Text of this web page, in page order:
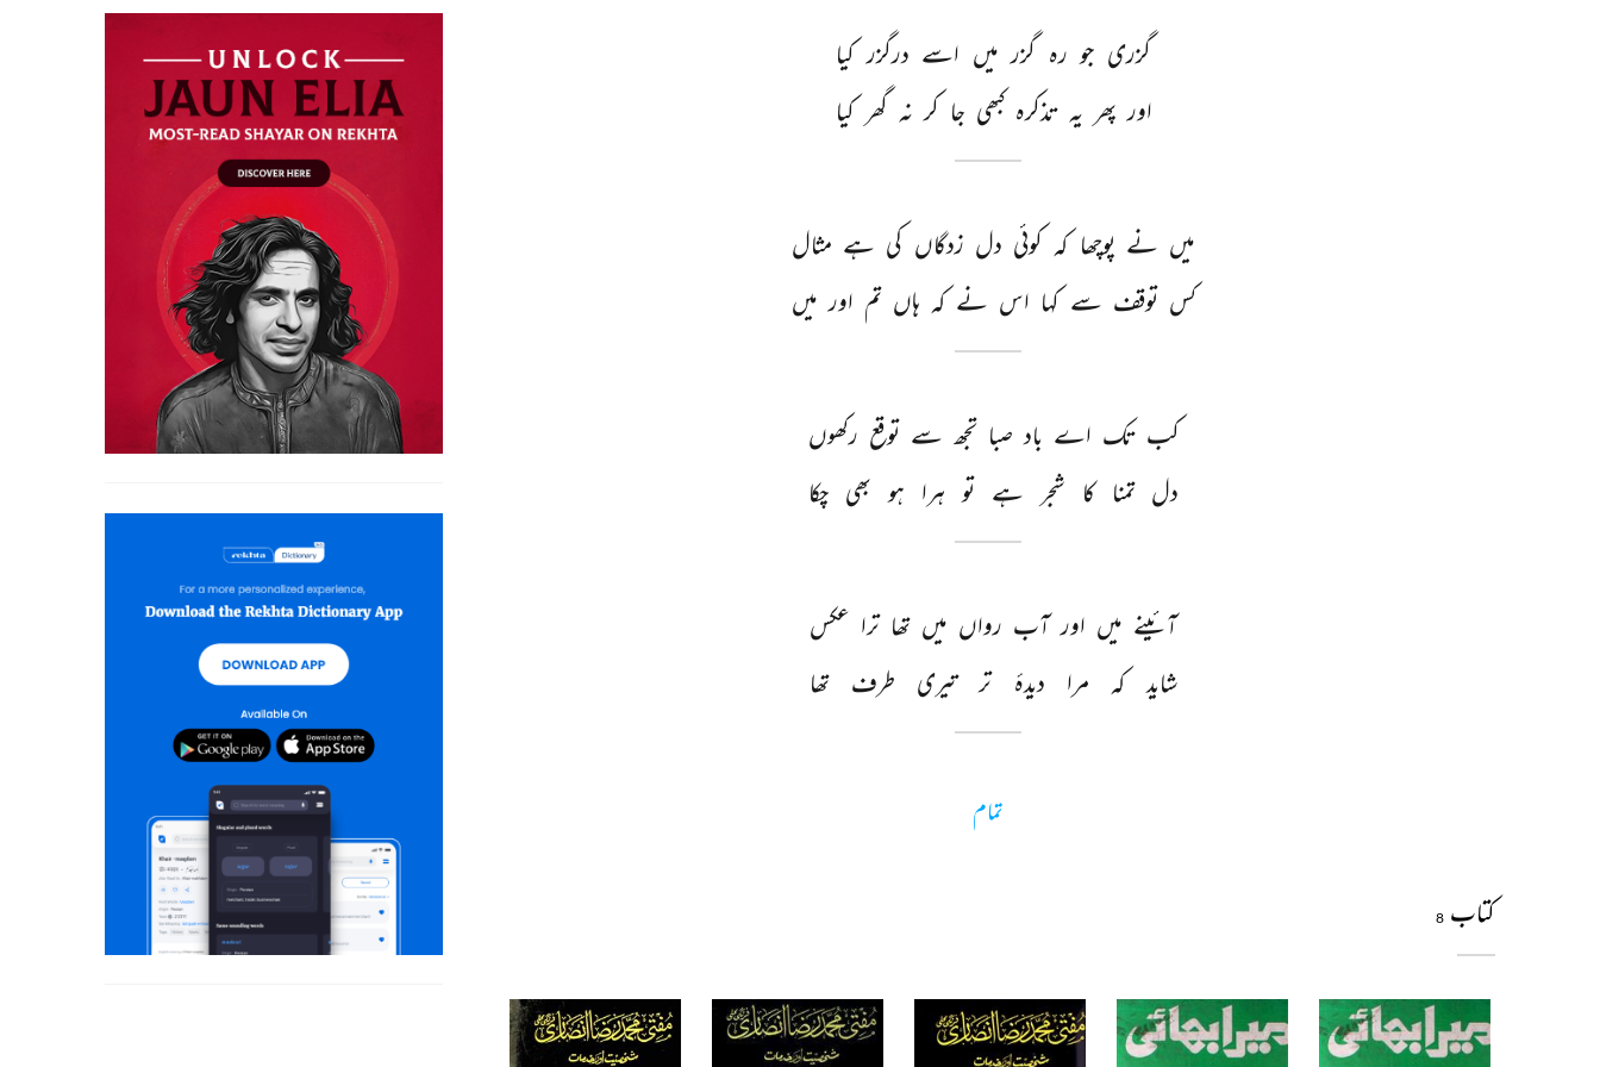
گزری جو رہ گزر میں اسے درگزر کیا
اور پھر یہ تذکرہ کبھی جا کر نہ گھر کیا
میں نے پوچھا کہ کوئی دل زدگاں کی ہے مثال
کس توقف سے کہا اس نے کہ ہاں تم اور میں
کب تک اے باد صبا تجھ سے توقع رکھوں
دل تمنا کا شجر ہے تو ہرا ہو بھی چکا
آئینے میں اور آب رواں میں تھا ترا عکس
شاید
کہ مرا دیدۂ تر تیری طرف تھا
تمام
کتاب 8